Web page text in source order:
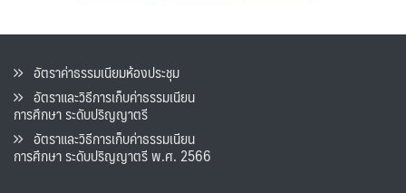
อัตราค่าธรรมเนียมห้องประชุม
อัตราและวิธีการเก็บค่าธรรมเนียน
การศึกษา ระดับปริญญาตรี
อัตราและวิธีการเก็บค่าธรรมเนียน
การศึกษา ระดับปริญญาตรี พ.ศ. 2566